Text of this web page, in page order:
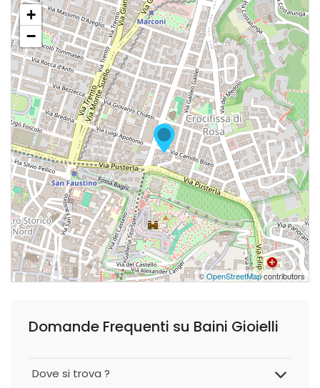
+
−
©OpenStreetMapcontributors
Domande Frequenti su Baini Gioielli
Dove si trova ?